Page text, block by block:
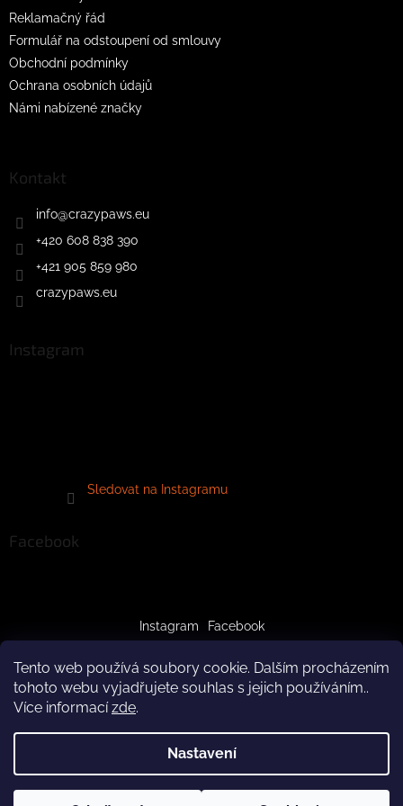
Tento web používá soubory cookie. Dalším procházením
tohoto webu vyjadřujete souhlas s jejich používáním..
Více informacízde.
Nastavení
Reklamačný řád
Formulář na odstoupení od smlouvy
Obchodní podmínky
Ochrana osobních údajů
Námi nabízené značky
Kontakt
info@crazypaws.eu
+420 608 838 390
+421 905 859 980
crazypaws.eu
Instagram
Sledovat na Instagramu
Facebook
Instagram Facebook
crazypaws.cz